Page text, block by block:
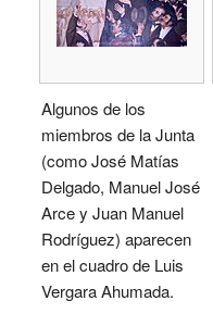
Algunos de los
miembros de la Junta
(como José Matías
Delgado, Manuel José
Arce y Juan Manuel
Rodríguez) aparecen
en el cuadro de Luis
Vergara Ahumada.